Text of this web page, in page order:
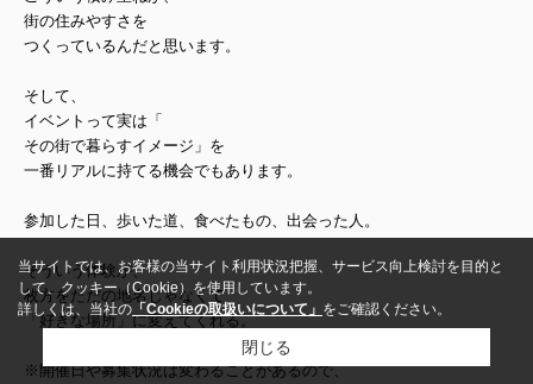
街の住みやすさを
つくっているんだと思います。
そして、
イベントって実は「
その街で暮らすイメージ」を
一番リアルに持てる機会でもあります。
参加した日、歩いた道、食べたもの、出会った人。
そういう体験が、
枚方をただの地名じゃなくて
「好きな場所」に変えてくれる。
※開催日や募集状況は変わることがあるので、
当サイトでは、お客様の当サイト利用状況把握、サービス向上検討を目的と
して、クッキー（Cookie）を使用しています。
詳しくは、当社の 「Cookieの取扱いについて」 をご確認ください。
閉じる